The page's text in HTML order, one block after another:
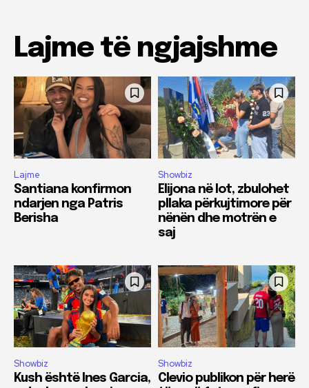
Lajme të ngjajshme
Lajme
Santiana konfirmon
ndarjen nga Patris
Berisha
Showbiz
Elijona në lot, zbulohet
pllaka përkujtimore për
nënën dhe motrën e
saj
Showbiz
Kush është Ines Garcia,
Showbiz
Clevio publikon për herë